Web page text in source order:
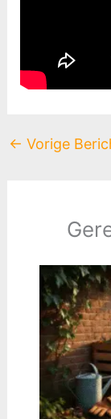
← Vorige